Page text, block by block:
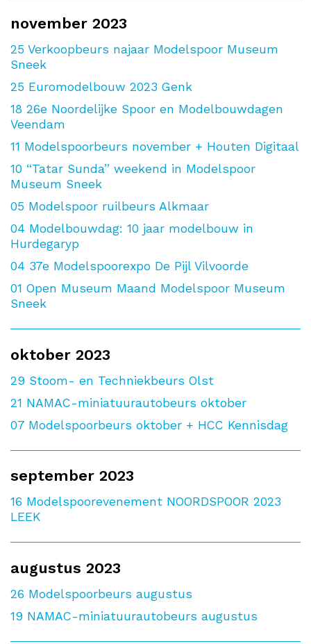
november 2023
25 Verkoopbeurs najaar Modelspoor Museum
Sneek
25 Euromodelbouw 2023 Genk
18 26e Noordelijke Spoor en Modelbouwdagen
Veendam
11 Modelspoorbeurs november + Houten Digitaal
10 “Tatar Sunda” weekend in Modelspoor
Museum Sneek
05 Modelspoor ruilbeurs Alkmaar
04 Modelbouwdag: 10 jaar modelbouw in
Hurdegaryp
04 37e Modelspoorexpo De Pijl Vilvoorde
01 Open Museum Maand Modelspoor Museum
Sneek
oktober 2023
29 Stoom- en Techniekbeurs Olst
21 NAMAC-miniatuurautobeurs oktober
07 Modelspoorbeurs oktober + HCC Kennisdag
september 2023
16 Modelspoorevenement NOORDSPOOR 2023
LEEK
augustus 2023
26 Modelspoorbeurs augustus
19 NAMAC-miniatuurautobeurs augustus